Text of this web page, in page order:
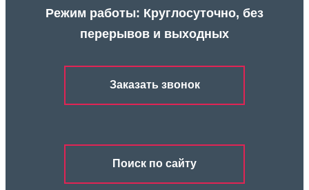
Режим работы: Круглосуточно, без
перерывов и выходных
Заказать звонок
Поиск по сайту